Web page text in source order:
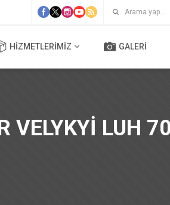
HIZMETLERIMIZ GALERI
VELYKYI LUH